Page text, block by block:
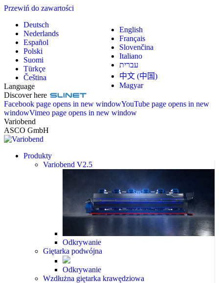
Przewiń do zawartości
Deutsch
English
Nederlands
Français
Español
Slovenčina
Polski
Italiano
Suomi
עברית
Türkçe
中文 (中国)
Čeština
Magyar
Language
Discover here
Facebook page opens in new windowYouTube page opens in new
windowVimeo page opens in new window
Variobend
ASCO GmbH
Produkty
Variobend V2.5
Odkrywanie
Giętarka podwójna
Odkrywanie
Wzdłużna giętarka krawędziowa